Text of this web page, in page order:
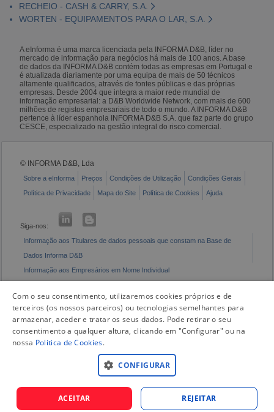
RECHEIO - CASH & CARRY, S.A.
WORTEN - EQUIPAMENTOS PARA O LAR, S.A.
A eInforma é uma marca licenciada pela INFORMA D&B, líder no
mercado de informação para negócios há mais de 100 anos. A base
de dados da INFORMA D&B contém todas as empresas em Portugal e
é atualizada diariamente por uma equipa de mais de 50 técnicos
altamente qualificados, através de fontes públicas e das próprias
empresas. Desde 2004 que integra a maior rede mundial de
informação empresarial: a D&B Worldwide Network, com mais de 600
milhões de registos empresariais de todo o mundo. A INFORMA D&B
pertence à líder espanhola INFORMA D&B S.A. que faz parte do grupo
CESCE, especializado na gestão integral do risco comercial.
© INFORMA D&B, Lda
Sobre a eInforma Preços Condições de Utilização
Condições Gerais
Política de Privacidade
Mapa do Site Política de Cookies Ajuda
Siga-nos:
Informação aos Titulares de dados pessoais que constam na Base de
Dados Informa D&B
Informação aos Empresários em Nome Individual
Com o seu consentimento, utilizaremos cookies próprios e de
terceiros (os nossos parceiros) ou tecnologias semelhantes para
armazenar, aceder e tratar os seus dados. Pode retirar o seu
consentimento a qualquer altura, clicando em "Configurar" ou na
nossa Politica de Cookies.
CONFIGURAR
ACEITAR REJEITAR